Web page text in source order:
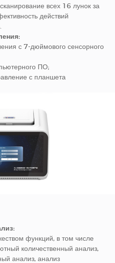
всех 16 лунок за
действий
с 7-дюймового сенсорного
ПО;
с планшета
функций, в том числе
количественный анализ,
анализ, анализ